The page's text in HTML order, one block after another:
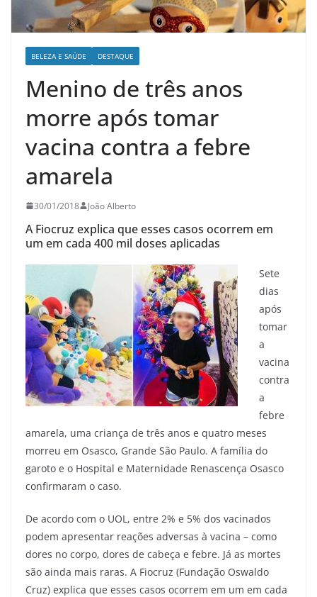
BELEZA E SAÚDE DESTAQUE
Menino de três anos
morre após tomar
vacina contra a febre
amarela
30/01/2018 João Alberto
A Fiocruz explica que esses casos ocorrem em
um em cada 400 mil doses aplicadas
Sete
dias
após
tomar
a
vacina
contra
a
febre
amarela, uma criança de três anos e quatro meses
morreu em Osasco, Grande São Paulo. A família do
garoto e o Hospital e Maternidade Renascença Osasco
confirmaram o caso.
De acordo com o UOL, entre 2% e 5% dos vacinados
podem apresentar reações adversas à vacina – como
dores no corpo, dores de cabeça e febre. Já as mortes
são ainda mais raras. A Fiocruz (Fundação Oswaldo
Cruz) explica que esses casos ocorrem em um em cada